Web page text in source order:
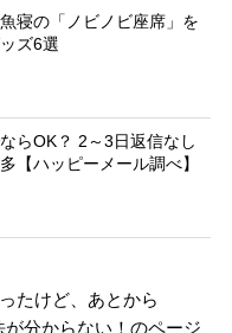
寝の「ノビノビ座席」を
ズ6選
らOK？ 2～3日返信なし
【ハッピーメール調べ】
たけど、あとから
が分からない！のページ